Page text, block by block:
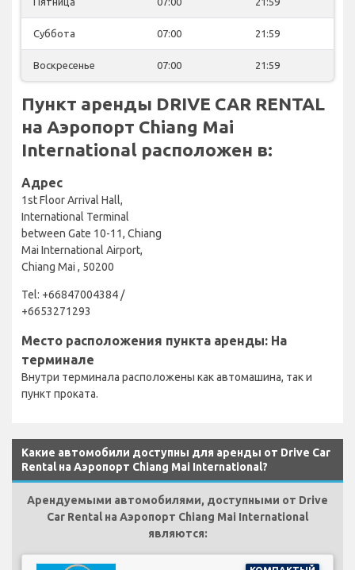
Суббота 07:00 21:59
Воскресенье 07:00 21:59
Пункт аренды DRIVE CAR RENTAL
на Аэропорт Chiang Mai
International расположен в:
Адрес
1st Floor Arrival Hall,
International Terminal
between Gate 10-11, Chiang
Mai International Airport,
Chiang Mai , 50200
Tel: +66847004384 /
+6653271293
Место расположения пункта аренды: На
терминале
Внутри терминала расположены как автомашина, так и
пункт проката.
Какие автомобили доступны для аренды от Drive Car
Rental на Аэропорт Chiang Mai International?
Арендуемыми автомобилями, доступными от Drive
Car Rental на Аэропорт Chiang Mai International
являются: